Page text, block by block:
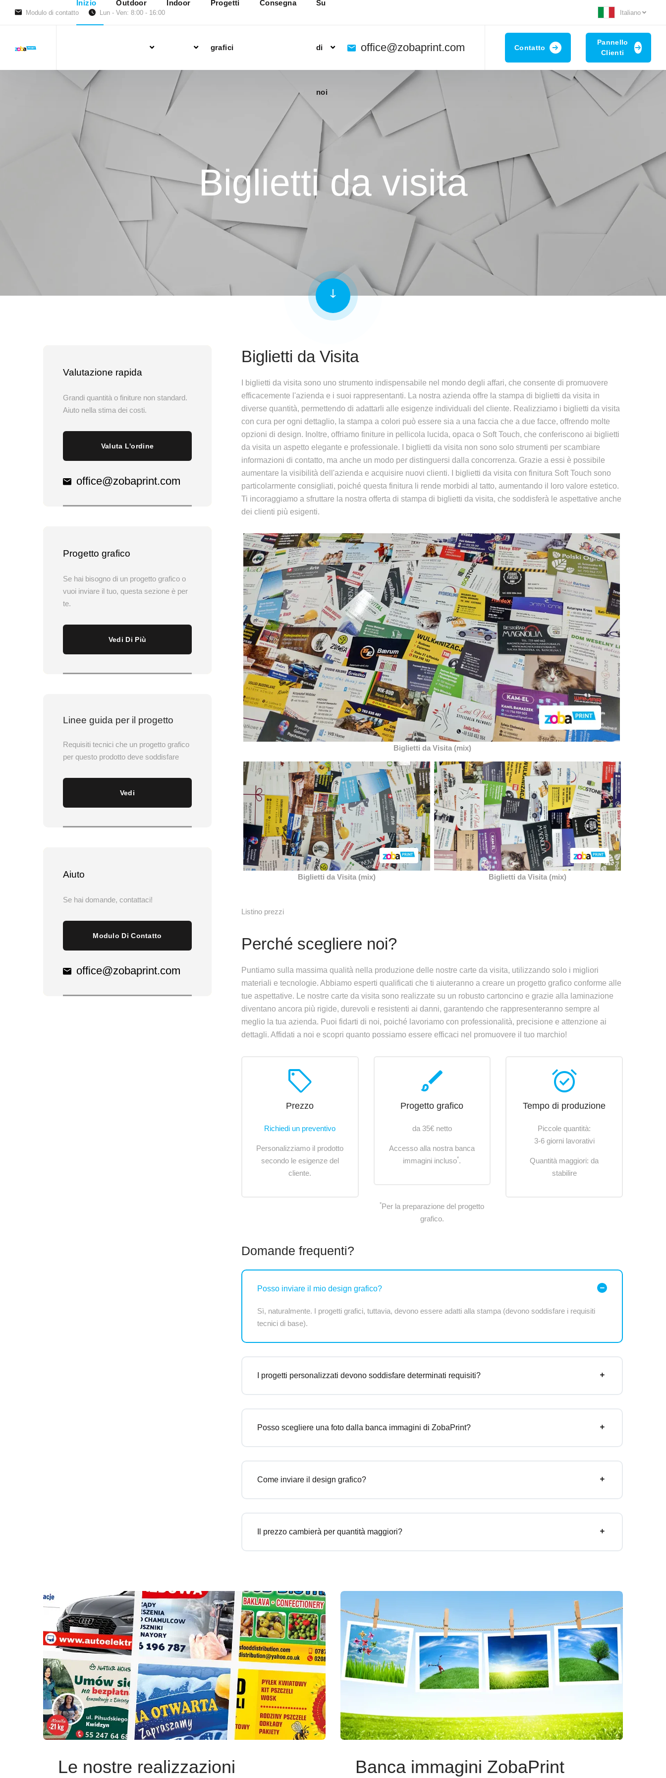
Modulo di contatto Lun - Ven: 8:00 - 16:00 Italiano
Inizio Outdoor Indoor Progetti
grafici
Consegna Su
di
noi
office@zobaprint.com Contatto
Pannello
Clienti
Biglietti da visita
Valutazione rapida
Grandi quantità o finiture non standard.
Aiuto nella stima dei costi.
Valuta L'ordine
office@zobaprint.com
Progetto grafico
Se hai bisogno di un progetto grafico o
vuoi inviare il tuo, questa sezione è per
te.
Vedi Di Più
Linee guida per il progetto
Requisiti tecnici che un progetto grafico
per questo prodotto deve soddisfare
Vedi
Aiuto
Se hai domande, contattaci!
Modulo Di Contatto
office@zobaprint.com
Biglietti da Visita
I biglietti da visita sono uno strumento indispensabile nel mondo degli affari, che consente di promuovere
efficacemente l'azienda e i suoi rappresentanti. La nostra azienda offre la stampa di biglietti da visita in
diverse quantità, permettendo di adattarli alle esigenze individuali del cliente. Realizziamo i biglietti da visita
con cura per ogni dettaglio, la stampa a colori può essere sia a una faccia che a due facce, offrendo molte
opzioni di design. Inoltre, offriamo finiture in pellicola lucida, opaca o Soft Touch, che conferiscono ai biglietti
da visita un aspetto elegante e professionale. I biglietti da visita non sono solo strumenti per scambiare
informazioni di contatto, ma anche un modo per distinguersi dalla concorrenza. Grazie a essi è possibile
aumentare la visibilità dell'azienda e acquisire nuovi clienti. I biglietti da visita con finitura Soft Touch sono
particolarmente consigliati, poiché questa finitura li rende morbidi al tatto, aumentando il loro valore estetico.
Ti incoraggiamo a sfruttare la nostra offerta di stampa di biglietti da visita, che soddisferà le aspettative anche
dei clienti più esigenti.
Biglietti da Visita (mix)
Biglietti da Visita (mix) Biglietti da Visita (mix)
Listino prezzi
Perché scegliere noi?
Puntiamo sulla massima qualità nella produzione delle nostre carte da visita, utilizzando solo i migliori
materiali e tecnologie. Abbiamo esperti qualificati che ti aiuteranno a creare un progetto grafico conforme alle
tue aspettative. Le nostre carte da visita sono realizzate su un robusto cartoncino e grazie alla laminazione
diventano ancora più rigide, durevoli e resistenti ai danni, garantendo che rappresenteranno sempre al
meglio la tua azienda. Puoi fidarti di noi, poiché lavoriamo con professionalità, precisione e attenzione ai
dettagli. Affidati a noi e scopri quanto possiamo essere efficaci nel promuovere il tuo marchio!
sell
Prezzo
Richiedi un preventivo
Personalizziamo il prodotto
secondo le esigenze del
cliente.
brush
Progetto grafico
da 35€ netto
Accesso alla nostra banca
immagini incluso*.
*Per la preparazione del progetto
grafico.
alarm_on
Tempo di produzione
Piccole quantità:
3-6 giorni lavorativi
Quantità maggiori: da
stabilire
Domande frequenti?
Posso inviare il mio design grafico?
Sì, naturalmente. I progetti grafici, tuttavia, devono essere adatti alla stampa (devono soddisfare i requisiti
tecnici di base).
I progetti personalizzati devono soddisfare determinati requisiti?
Posso scegliere una foto dalla banca immagini di ZobaPrint?
Come inviare il design grafico?
Il prezzo cambierà per quantità maggiori?
Le nostre realizzazioni Banca immagini ZobaPrint